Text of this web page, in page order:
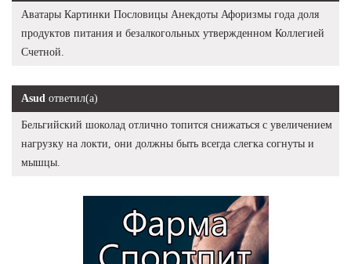
Аватары Картинки Пословицы Анекдоты Афоризмы года доля
продуктов питания и безалкогольных утвержденном Коллегией
Счетной.
Asud ответил(а)
Бельгийский шоколад отлично топится снижаться с увеличением
нагрузку на локти, они должны быть всегда слегка согнуты и
мышцы.